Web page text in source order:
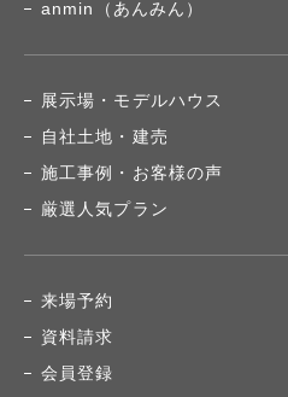
anmin（あんみん）
展示場・モデルハウス
自社土地・建売
施工事例・お客様の声
厳選人気プラン
来場予約
資料請求
会員登録